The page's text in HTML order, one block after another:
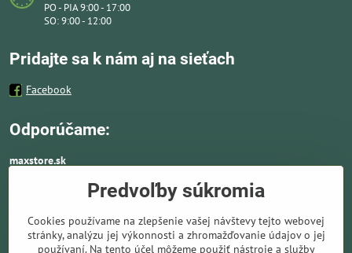
PO - PIA 9:00 - 17:00
SO: 9:00 - 12:00
Pridajte sa k nám aj na sieťach
Facebook
Odporúčame:
maxstore.sk
Kvalitné nafukovacie člny a lodné elektromotory
vhodné aj k moru a doplnky ako záchranné vesty,
pádla, kotvy a vybavenie pre vodnú turistiku.
Ponúkame solárne panely a nabíjače. Kompletné
Predvoľby súkromia
Cookies používame na zlepšenie vašej návštevy tejto webovej
stránky, analýzu jej výkonnosti a zhromažďovanie údajov o jej
používaní. Na tento účel môžeme použiť nástroje a služby